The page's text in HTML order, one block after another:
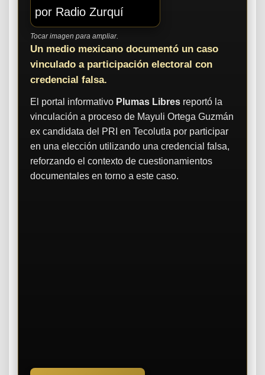
Tocar imagen para ampliar.
Un medio mexicano documentó un caso
vinculado a participación electoral con
credencial falsa.
El portal informativo Plumas Libres reportó la
vinculación a proceso de Mayuli Ortega Guzmán
ex candidata del PRI en Tecolutla por participar
en una elección utilizando una credencial falsa,
reforzando el contexto de cuestionamientos
documentales en torno a este caso.